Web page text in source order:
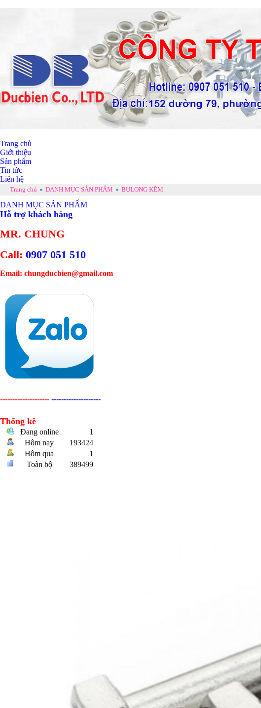
Trang chủ
Giới thiệu
Sản phẩm
Tin tức
Liên hệ
Trang chủ » DANH MỤC SẢN PHẨM » BULONG KẼM
DANH MỤC SẢN PHẨM
Hỗ trợ khách hàng
MR. CHUNG
Call: 0907 051 510
Email: chungducbien@gmail.com
-------------------- --------------------
Thống kê
Đang online
1
Hôm nay
193424
Hôm qua
1
Toàn bộ
389499